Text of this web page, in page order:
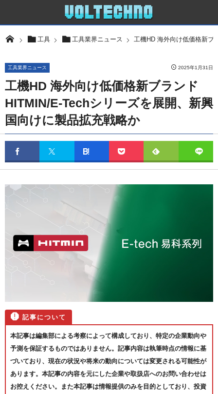
工具 工具業界ニュース 工機HD 海外向け低価格新ブ
2025年1月31日
工具業界ニュース
工機HD 海外向け低価格新ブランド
HITMIN/E-Techシリーズを展開、新興
国向けに製品拡充戦略か
本記事は編集部による考察によって構成しており、特定の企業動向や
予測を保証するものではありません。記事内容は執筆時点の情報に基
づいており、現在の状況や将来の動向については変更される可能性が
あります。本記事の内容を元にした企業や取扱店へのお問い合わせは
お控えください。また本記事は情報提供のみを目的としており、投資